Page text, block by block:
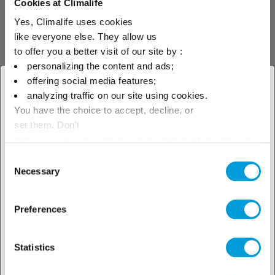
Cookies at Climalife
Yes, Climalife uses cookies
like everyone else. They allow us
to offer you a better visit of our site by :
personalizing the content and ads;
offering social media features;
analyzing traffic on our site using cookies.
You have the choice to accept, decline, or
set them. Don't
Selection
Necessary
Preferences
Statistics
× Bezár
Adja meg tartózkodási helyét
közvetítőközegek, például a Greenway ® Neo
N használata, amelynek előállítása kevesebb
energiát fogyaszt, mint a fosszilis alapú
termékeké. Ez a közvetítőközeg
napkollektorokkal vagy geotermikus
berendezésekkel kombinálva zöldáram
előállítását segíti elő.
folyadékkal töltött fürdőbe merítik. A
felelősségteljesebb mindennapi
környezeti hatások csökkentéséhez, amint